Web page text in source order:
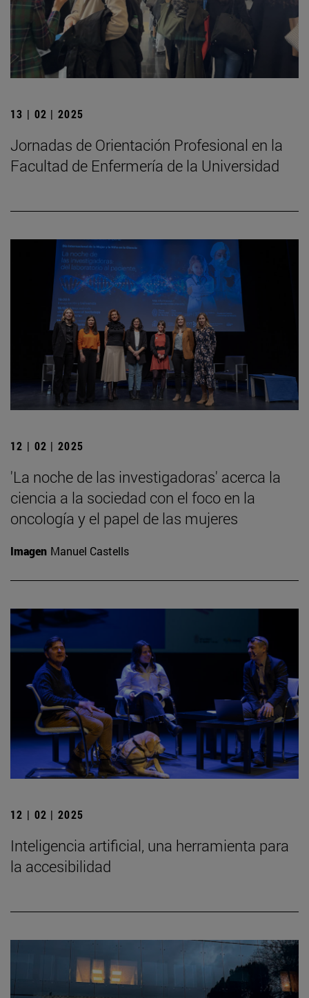
13 | 02 | 2025
Jornadas de Orientación Profesional en la
Facultad de Enfermería de la Universidad
12 | 02 | 2025
'La noche de las investigadoras' acerca la
ciencia a la sociedad con el foco en la
oncología y el papel de las mujeres
Imagen Manuel Castells
12 | 02 | 2025
Inteligencia artificial, una herramienta para
la accesibilidad